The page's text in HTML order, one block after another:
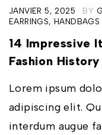
JANVIER 5, 2025 BY
EARRINGS,HANDBAGS
14 Impressive
Fashion History
Lorem ipsum
adipiscing elit.
interdum augue